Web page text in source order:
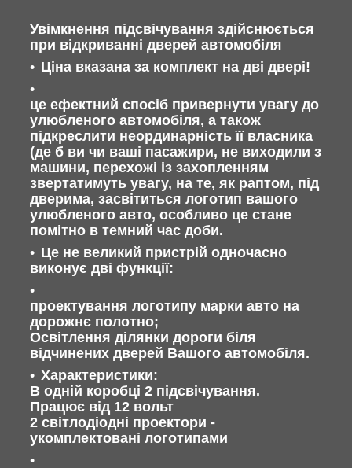
Увімкнення підсвічування здійснюється
при відкриванні дверей автомобіля
Ціна вказана за комплект на дві двері!
це ефектний спосіб привернути увагу до
улюбленого автомобіля, а також
підкреслити неординарність її власника
(де б ви чи ваші пасажири, не виходили з
машини, перехожі із захопленням
звертатимуть увагу, на те, як раптом, під
дверима, засвітиться логотип вашого
улюбленого авто, особливо це стане
помітно в темний час доби.
Це не великий пристрій одночасно
виконує дві функції:
проектування логотипу марки авто на
дорожнє полотно;
Освітлення ділянки дороги біля
відчинених дверей Вашого автомобіля.
Характеристики:
В одній коробці 2 підсвічування.
Працює від 12 вольт
2 світлодіодні проектори -
укомплектовані логотипами